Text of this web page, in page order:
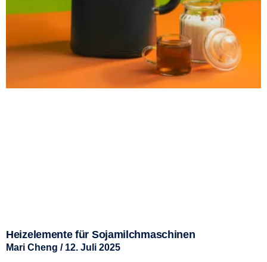
Heizelemente für Sojamilchmaschinen
Mari Cheng 12. Juli 2025